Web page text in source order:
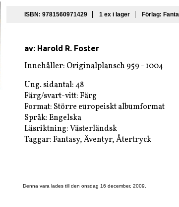
ISBN: 9781560971429 1 ex i lager Förlag:
av: Harold R. Foster
Innehåller: Originalplansch 959 - 1004
Ung. sidantal: 48
Färg/svart-vitt: Färg
Format: Större europeiskt albumformat
Språk: Engelska
Läsriktning: Västerländsk
Taggar: Fantasy, Äventyr, Återtryck
Denna vara lades till den onsdag 16 december, 2009.